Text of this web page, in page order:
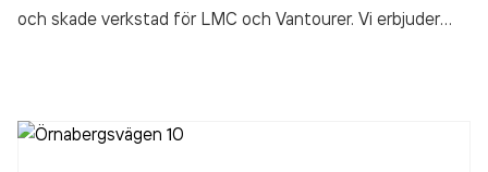
och skade verkstad för LMC och Vantourer. Vi erbjuder
nybyggda lokaler. På LMC lämnar vi stolt 12 Års